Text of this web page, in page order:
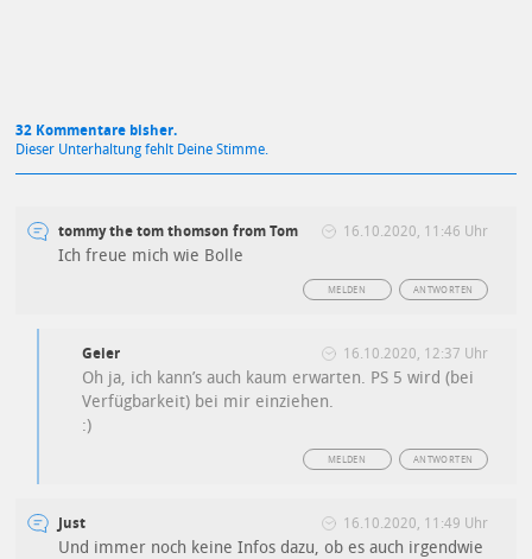
32 Kommentare bisher.
Dieser Unterhaltung fehlt Deine Stimme.
tommy the tom thomson from Tom 16.10.2020, 11:46 Uhr
Ich freue mich wie Bolle
ANTWORTEN
MELDEN
Geier 16.10.2020, 12:37 Uhr
Oh ja, ich kann’s auch kaum erwarten. PS 5 wird (bei
Verfügbarkeit) bei mir einziehen.
:)
ANTWORTEN
MELDEN
Just 16.10.2020, 11:49 Uhr
Und immer noch keine Infos dazu, ob es auch irgendwie